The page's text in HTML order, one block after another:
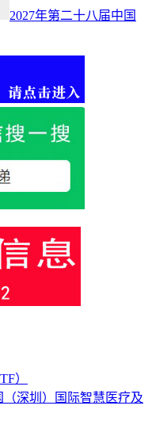
2027年第二十八届中国
）
（深圳）国际智慧医疗及